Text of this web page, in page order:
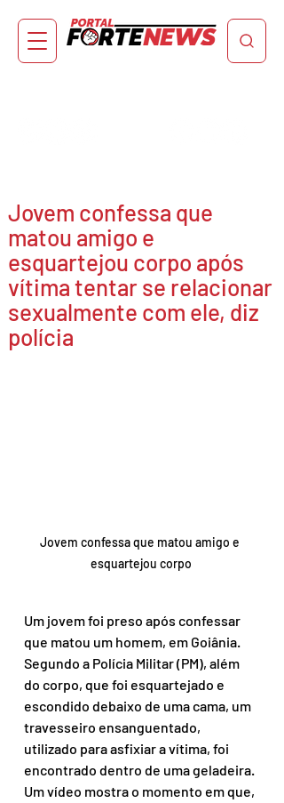
Jovem confessa que
matou amigo e
esquartejou corpo após
vítima tentar se relacionar
sexualmente com ele, diz
polícia
Jovem confessa que matou amigo e
esquartejou corpo
Um jovem foi preso após confessar
que matou um homem, em Goiânia.
Segundo a Polícia Militar (PM), além
do corpo, que foi esquartejado e
escondido debaixo de uma cama, um
travesseiro ensanguentado,
utilizado para asfixiar a vítima, foi
encontrado dentro de uma geladeira.
Um vídeo mostra o momento em que,